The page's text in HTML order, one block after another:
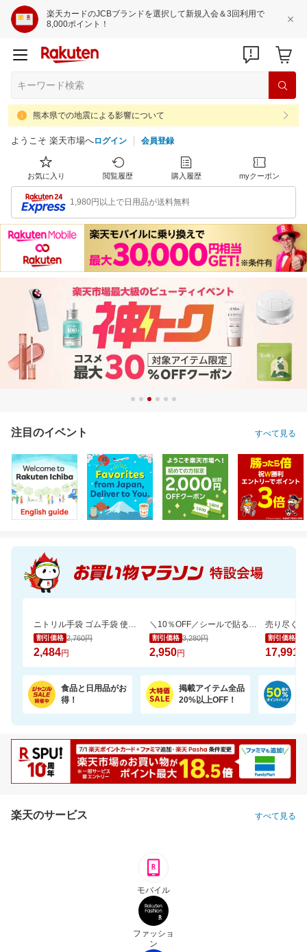
楽天カードのJCBブランドを選択して新規入会＆3回利用で
8,000ポイント！
熊本県での地震による影響について
ようこそ 楽天市場へログイン 会員登録
お気に入り 閲覧履歴 購入履歴 myクーポン
1,980円以上で日用品が送料無料
注目のイベント すべて見る
ニトリル手袋 ゴム手袋 使い捨て 食品衛生適合 SS S M L サイズ 白 青 黒 業務用
割引価格 2,760円
2,484円
＼10％OFF／シールで貼るだけ！壁に固定★見守りカメラ ペット・留守番・屋内防犯にも
割引価格 3,280円
2,950円
割引価格
17,991
食品と日用品がお
得！
掲載アイテム全品
20%以上OFF！
楽天のサービス すべて見る
モバイル
ファッショ
ン